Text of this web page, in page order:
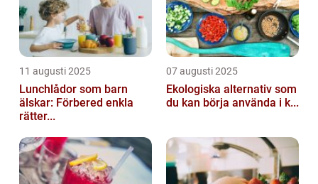
11 augusti 2025
Lunchlådor som barn
älskar: Förbered enkla
rätter...
07 augusti 2025
Ekologiska alternativ som
du kan börja använda i k...